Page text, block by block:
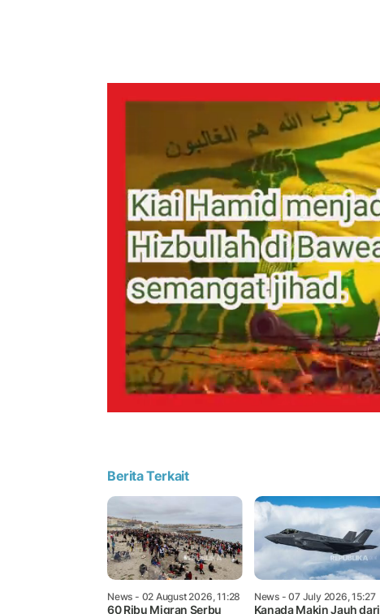
Berita Terkait
News - 02 August 2026, 11:28
60 Ribu Migran Serbu
News- 07 July 2026, 15:27
Kanada Makin Jauh dari